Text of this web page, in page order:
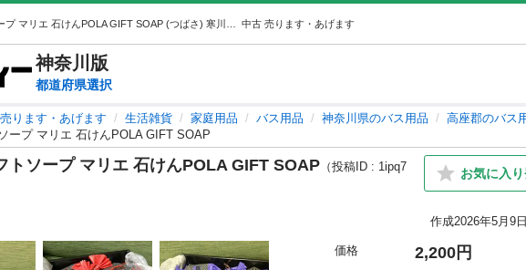
中古 売ります・あげます
神奈川 版
都道府県選択
売ります・あげます 生活雑貨 家庭用品 バス用品 神奈川県のバス用品
高座郡のバス
ープ マリエ 石けんPOLA GIFT SOAP
トソープ マリエ 石けんPOLA GIFT SOAP （投稿ID : 1ipq7
お気に入
作成2026年5月9
価格 2,200円